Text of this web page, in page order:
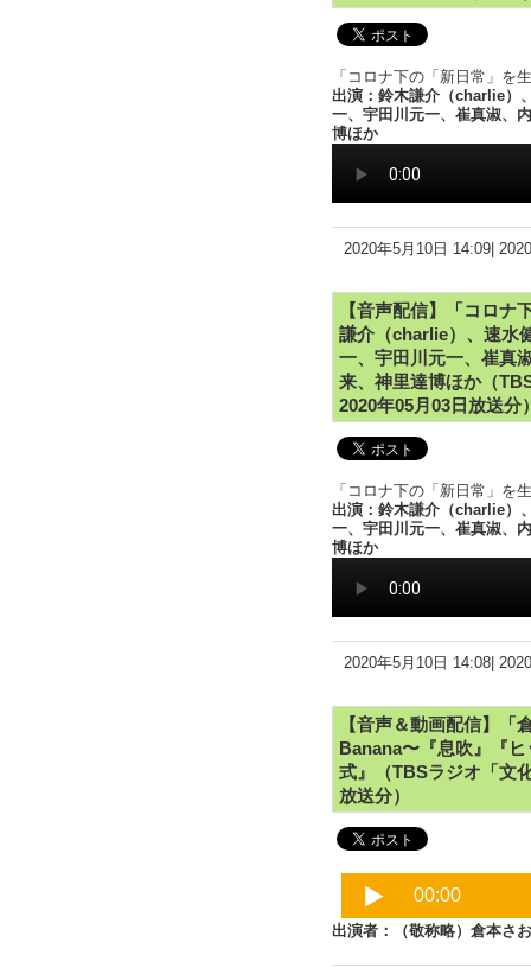
「コロナ下の「新日常」を
出演：鈴木謙介（charlie）
一、宇田川元一、崔真淑、
博ほか
2020年5月10日 14:09|
【音声配信】「コロ
謙介（charlie）、速水
一、宇田川元一、崔真
来、神里達博ほか（
2020年05月03日放送分
「コロナ下の「新日常」を
出演：鈴木謙介（charlie）
一、宇田川元一、崔真淑、
博ほか
2020年5月10日 14:08|
【音声＆動画配信】「
Banana〜『息吹』『
式』（TBSラジオ「文
放送分）
出演者：（敬称略）倉本さ